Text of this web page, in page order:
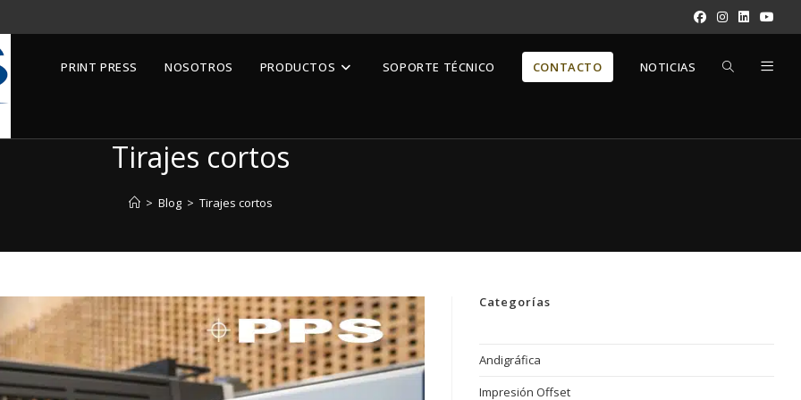
PRINT PRESS NOSOTROS PRODUCTOS SOPORTE TÉCNICO CONTACTO NOTICIAS ALTERNAR
Tirajes cortos
> Blog > Tirajes cortos
Categorías
Andigráfica
Impresión Offset